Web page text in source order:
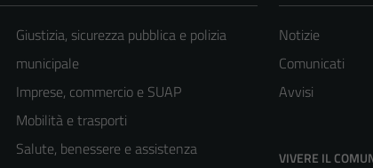
Giustizia, sicurezza pubblica e polizia
municipale
Imprese, commercio e SUAP
Mobilità e trasporti
Salute, benessere e assistenza
Notizie
Comunicati
Avvisi
VIVERE IL